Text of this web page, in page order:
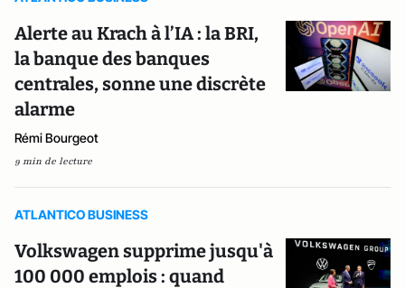
Alerte au Krach à l’IA : la BRI,
la banque des banques
centrales, sonne une discrète
alarme
Rémi Bourgeot
9 min de lecture
ATLANTICO BUSINESS
Volkswagen supprime jusqu'à
100 000 emplois : quand